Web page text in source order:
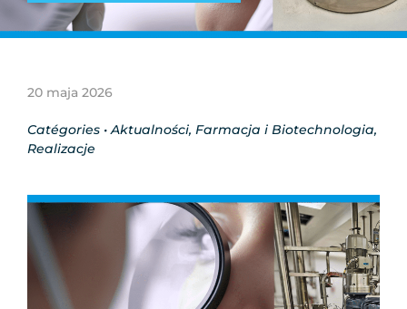
20 maja 2026
Catégories •Aktualności, Farmacja i Biotechnologia,
Realizacje